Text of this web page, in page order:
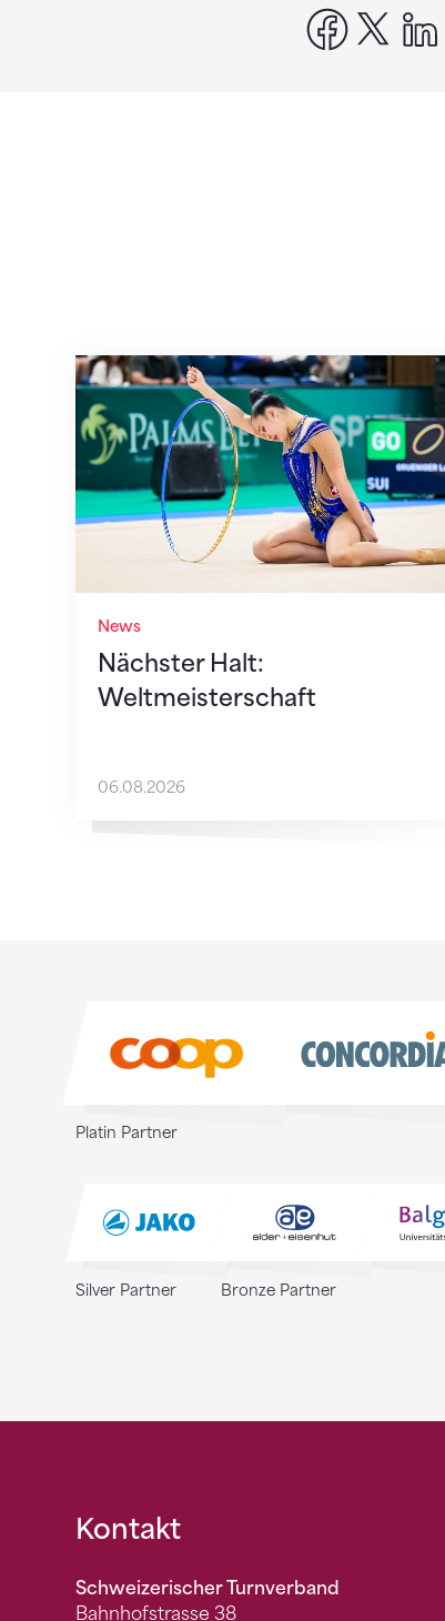
facebook
x
News
Nächster Halt:
Weltmeisterschaft
Nächster Halt: Weltmeisterschaft
06.08.2026
Platin Partner
Silver Partner Bronze Partner
Fusszeile
Kontakt
Schweizerischer Turnverband
Bahnhofstrasse 38